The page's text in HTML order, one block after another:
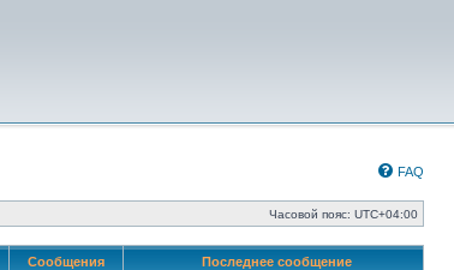
FAQ
Часовой пояс: UTC+04:00
Сообщения Последнее сообщение